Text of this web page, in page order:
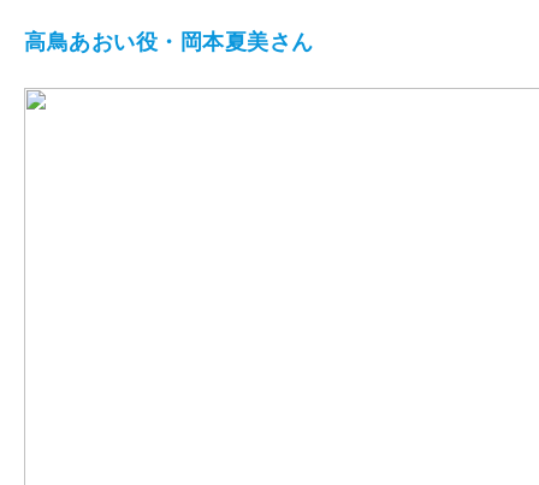
高鳥あおい役・岡本夏美さん